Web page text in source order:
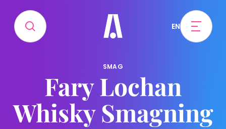
EN
SMAG
Fary Lochan
Whisky Smagning